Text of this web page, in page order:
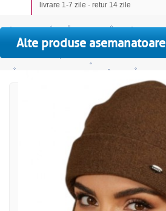
livrare 1-7 zile · retur 14 zile
Alte produse asemanatoare